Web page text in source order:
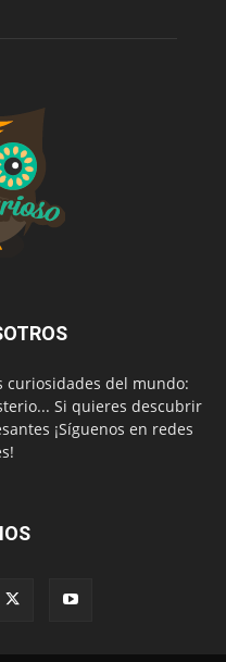
curiosidades del mundo:
Si quieres descubrir
¡Síguenos en redes